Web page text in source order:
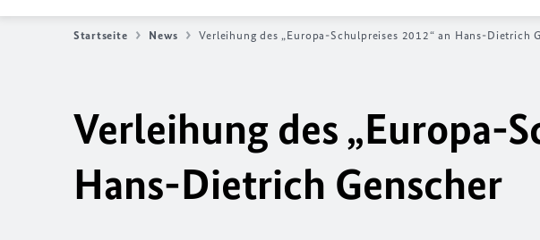
Startseite News Verleihung des „Europa-Schulpreises 2012“ an Hans-Dietrich
Verleihung des „Europa-
Hans-Dietrich Genscher